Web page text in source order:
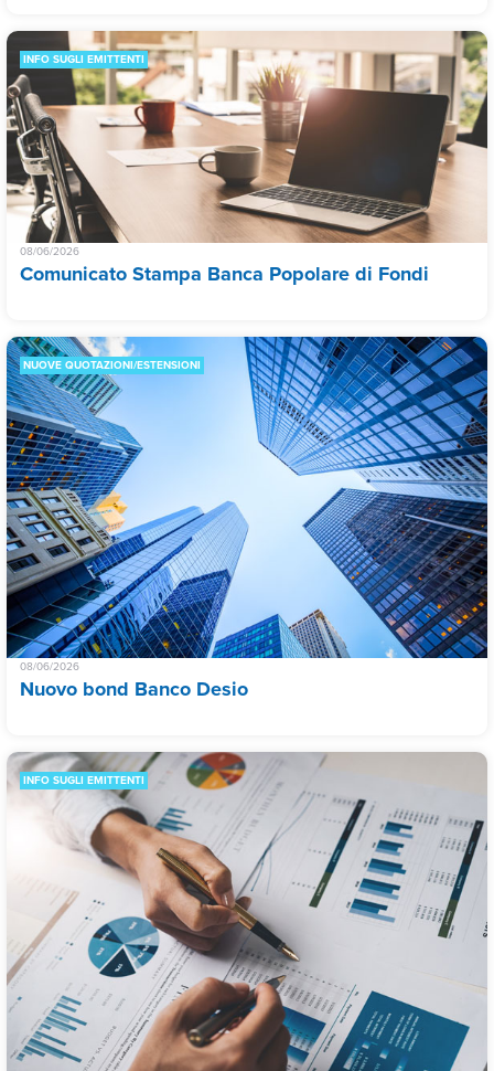
INFO SUGLI EMITTENTI
08/06/2026
Comunicato Stampa Banca Popolare di Fondi
NUOVE QUOTAZIONI/ESTENSIONI
08/06/2026
Nuovo bond Banco Desio
INFO SUGLI EMITTENTI